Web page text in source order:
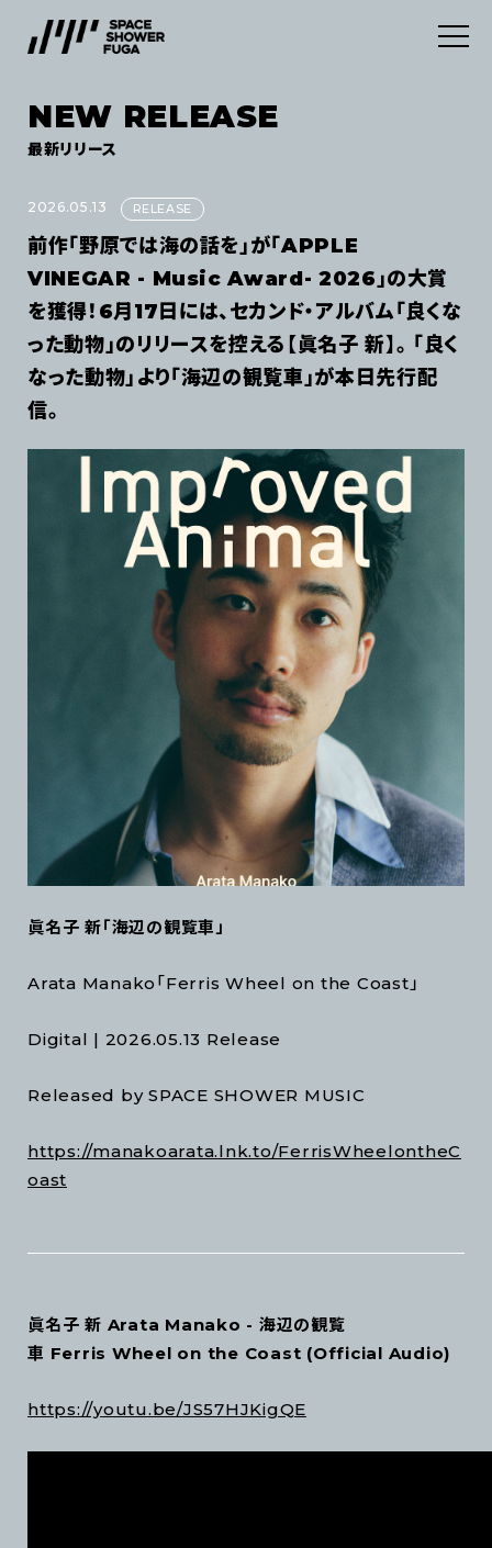
SERVICES
デジタルディストリビューション
マーケティングサービス
ABOUT
INFORMATION
NEWS
CONTACT
JOB
プライバシーポリシー
NEW RELEASE
最新リリース
2026.05.13 RELEASE
前作「野原では海の話を」が「APPLE
VINEGAR - Music Award- 2026」の大賞
を獲得！6月17日には、セカンド・アルバム「良くな
った動物」のリリースを控える【眞名子 新】。 「良く
なった動物」より「海辺の観覧車」が本日先行配
信。
眞名子 新「海辺の観覧車」
Arata Manako「Ferris Wheel on the Coast」
Digital | 2026.05.13 Release
Released by SPACE SHOWER MUSIC
https://manakoarata.lnk.to/FerrisWheelontheC
oast
眞名子 新 Arata Manako - 海辺の観覧
車 Ferris Wheel on the Coast (Official Audio)
https://youtu.be/JS57HJKigQE